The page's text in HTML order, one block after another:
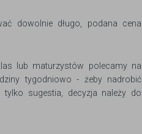
dowolnie długo, podana cena
lub maturzystów polecamy na
tygodniowo - żeby nadrobić
tylko sugestia, decyzja należy do